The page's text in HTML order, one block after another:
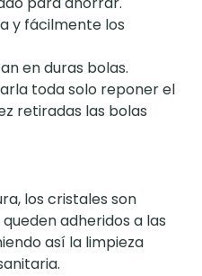
y fácilmente los
en duras bolas.
toda solo reponer el
retiradas las bolas
los cristales son
adheridos a las
así la limpieza